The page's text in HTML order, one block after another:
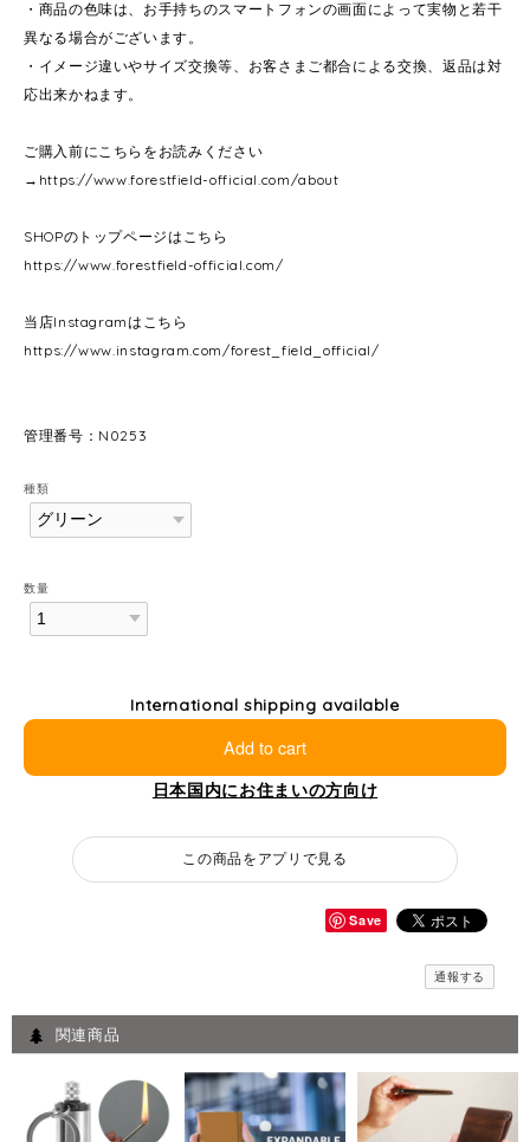
・商品の色味は、お手持ちのスマートフォンの画面によって実物と若干
異なる場合がございます。
・イメージ違いやサイズ交換等、お客さまご都合による交換、返品は対
応出来かねます。
ご購入前にこちらをお読みください
→ https://www.forestfield-official.com/about
SHOPのトップページはこちら
https://www.forestfield-official.com/
当店Instagramはこちら
https://www.instagram.com/forest_field_official/
管理番号：N0253
種類
数量
International shipping available
Add to cart
日本国内にお住まいの方向け
この商品をアプリで見る
Save
通報する
関連商品